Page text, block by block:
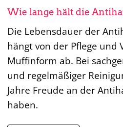
Wie lange hält die
Die Lebensdauer der
hängt von der Pflege und
Muffinform ab. Bei
und regelmäßiger
Jahre Freude an der
haben.